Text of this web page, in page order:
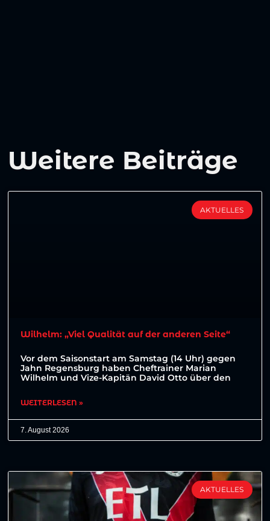
Weitere Beiträge
AKTUELLES
Wilhelm: „Viel Qualität auf der anderen Seite“
Vor dem Saisonstart am Samstag (14 Uhr) gegen
Jahn Regensburg haben Cheftrainer Marian
Wilhelm und Vize-Kapitän David Otto über den
WEITERLESEN »
7. August 2026
AKTUELLES